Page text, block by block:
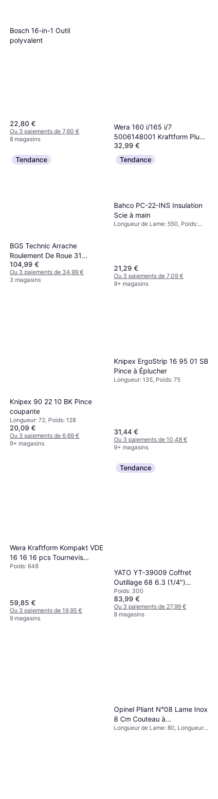
Bosch 16-in-1 Outil
polyvalent
22,80 €
Ou 3 paiements de 7,60 €
8 magasins
Wera 160 i/165 i/7
5006148001 Kraftform Plus
Series Tournevis
32,99 €
Ou 3 paiements de 10,99 €
9+ magasins
Tendance
BGS Technic Arrache
Roulement De Roue 31
Pièces BGS67301 Trousse à
outils
104,99 €
Ou 3 paiements de 34,99 €
3 magasins
Tendance
Bahco PC-22-INS Insulation
Scie à main
Longueur de Lame: 550, Poids:
21,29 €
Ou 3 paiements de 7,09 €
9+ magasins
Knipex 90 22 10 BK Pince
coupante
Longueur: 72, Poids: 128
20,09 €
Ou 3 paiements de 6,69 €
9+ magasins
Knipex ErgoStrip 16 95 01 SB
Pince à Éplucher
Longueur: 135, Poids: 75
31,44 €
Ou 3 paiements de 10,48 €
9+ magasins
Wera Kraftform Kompakt VDE
16 16 16 pcs Tournevis
Tournevis
Poids: 648
59,85 €
Ou 3 paiements de 19,95 €
9 magasins
Tendance
YATO YT-39009 Coffret
Outillage 68 6.3 (1/4")
Trousse à outils
Poids: 300
83,99 €
Ou 3 paiements de 27,99 €
8 magasins
Opinel Pliant N°08 Lame Inox
8 Cm Couteau à
champignons
Longueur de Lame: 80, Longueur: